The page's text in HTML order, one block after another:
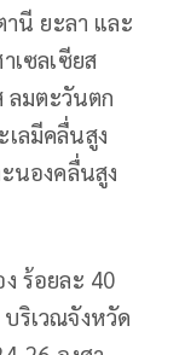
นี ยะลา และ
เซลเซียส
ลมตะวันตก
เลมีคลื่นสูง
นองคลื่นสูง
ร้อยละ 40
ริเวณจังหวัด